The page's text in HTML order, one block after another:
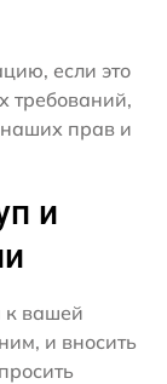
если это
требований,
прав и
и
к вашей
и вносить